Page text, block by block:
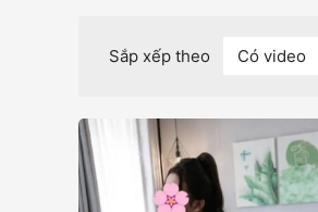
Sắp xếp theo Có video